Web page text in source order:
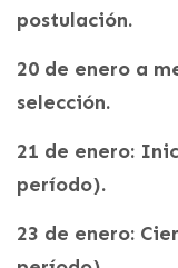
postulación.
20 de enero a
selección.
21 de enero:
período).
23 de enero: